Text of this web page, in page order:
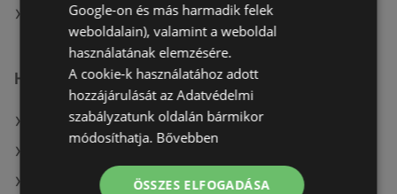
A(z) Reál üzletei itt: Sopron-Fertődi
Hasonló kiskereskedők
A(z) Privát ajánlatai
A(z) Privát max ajánlatai
Google-on és más harmadik felek
weboldalain), valamint a weboldal
használatának elemzésére.
A cookie-k használatához adott
hozzájárulását az Adatvédelmi
szabályzatunk oldalán bármikor
módosíthatja. Bővebben
ÖSSZES ELFOGADÁSA